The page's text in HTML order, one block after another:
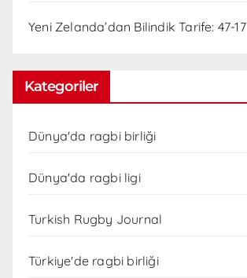
Yeni Zelanda’dan Bilindik Tarife: 47-17
Kategoriler
Dünya'da ragbi birliği
Dünya'da ragbi ligi
Turkish Rugby Journal
Türkiye'de ragbi birliği